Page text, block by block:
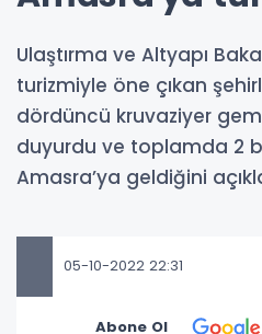
Ulaştırma ve Altyapı
turizmiyle öne çıkan
dördüncü kruvaziyer
duyurdu ve toplamda 2
Amasra’ya geldiğini
05-10-2022 22:31
Abone Ol